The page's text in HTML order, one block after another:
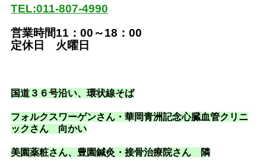
TEL:011-807-4990
営業時間11：00～18：00
定休日 火曜日
国道３６号沿い、環状線そば
フォルクスワーゲンさん・華岡青洲記念心臓血管クリニ
ックさん 向かい
美園薬粧さん、豊園鍼灸・接骨治療院さん 隣